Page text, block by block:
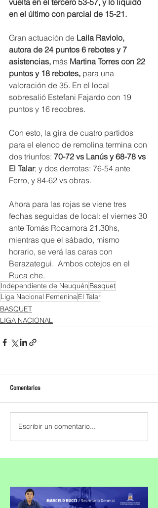
en el último con parcial de 15-21.
Gran actuación de Laila Raviolo,
autora de 24 puntos 6 rebotes y 7
asistencias, más Martina Torres con 22
puntos y 18 rebotes, para una
valoración de 35. En el local
sobresalió Estefani Fajardo con 19
puntos y 16 recobres.
Con esto, la gira de cuatro partidos
para el elenco de remolina termina con
dos triunfos: 70-72 vs Lanús y 68-78 vs
El Talar; y dos derrotas: 76-54 ante
Ferro, y 84-62 vs obras.
Ahora para las rojas se viene tres
fechas seguidas de local: el viernes 30
ante Tomás Rocamora 21.30hs,
mientras que el sábado, mismo
horario, se verá las caras con
Berazategui.  Ambos cotejos en el
Ruca che.
Independiente de Neuquén Basquet
Liga Nacional FemeninaEl Talar
BASQUET
LIGA NACIONAL
Comentarios
Escribir un comentario...